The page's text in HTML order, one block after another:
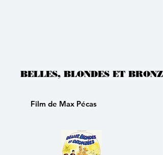
BELLES, BLONDES ET
Film de Max Pécas